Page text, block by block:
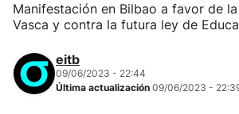
Manifestación en Bilbao a favor de
Vasca y contra la futura ley de
eitb
09/06/2023 - 22:44
Última actualización 09/06/2023 -